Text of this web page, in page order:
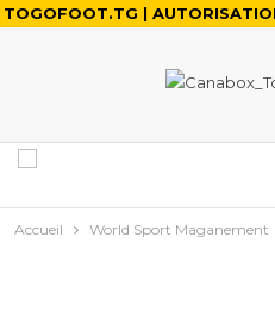
TOGOFOOT.TG |
Accueil World Sport Maganement